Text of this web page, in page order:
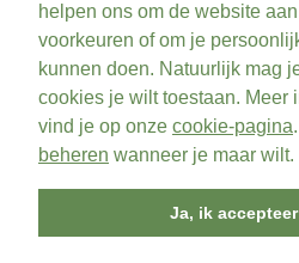
helpen ons om de website
voorkeuren of om je
kunnen doen. Natuurlijk mag
cookies je wilt toestaan. Meer
vind je op onze cookie-pagina
beheren wanneer je maar wilt.
Ja, ik